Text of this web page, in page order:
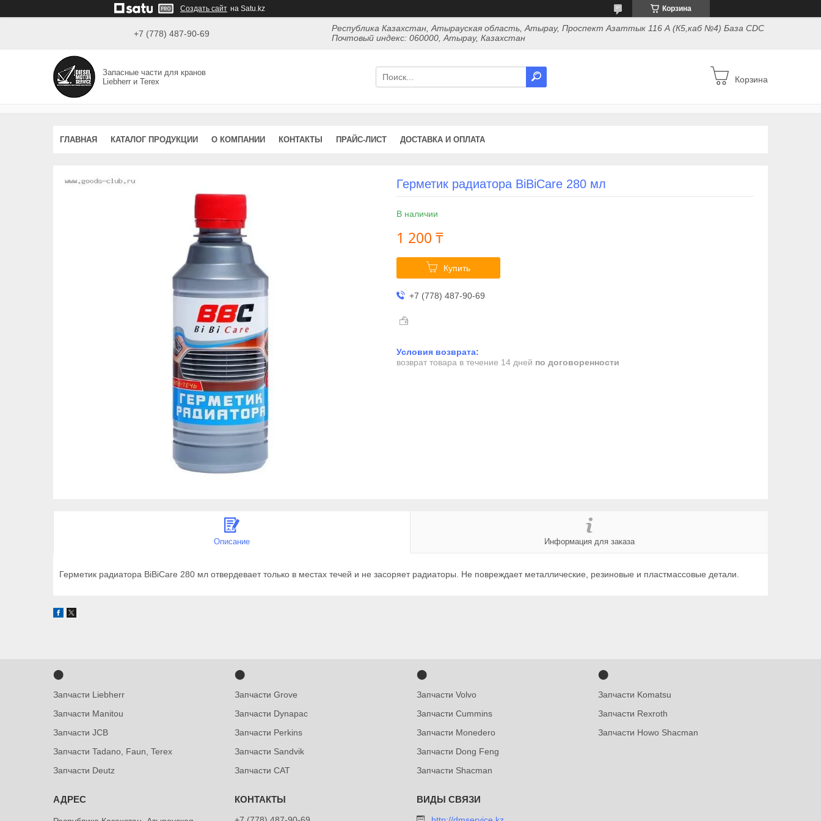
Создать сайт на Satu.kz Корзина
+7 (778) 487-90-69
Республика Казахстан, Атырауская область, Атырау, Проспект Азаттык 116 А (К5,каб №4) База CDC
Почтовый индекс: 060000, Атырау, Казахстан
Запасные части для кранов
Liebherr и Terex
Корзина
ГЛАВНАЯ КАТАЛОГ ПРОДУКЦИИ О КОМПАНИИ КОНТАКТЫ ПРАЙС-ЛИСТ ДОСТАВКА И ОПЛАТА
Герметик радиатора BiBiCare 280 мл
В наличии
1 200 ₸
Купить
+7 (778) 487-90-69
возврат товара в течение 14 дней по договоренности
Описание Информация для заказа
Герметик радиатора BiBiCare 280 мл отвердевает только в местах течей и не засоряет радиаторы. Не повреждает металлические, резиновые и пластмассовые детали.
⬤
Запчасти Liebherr
Запчасти Manitou
Запчасти JCB
Запчасти Tadano, Faun, Terex
Запчасти Deutz
⬤
Запчасти Grove
Запчасти Dynapac
Запчасти Perkins
Запчасти Sandvik
Запчасти CAT
⬤
Запчасти Volvo
Запчасти Cummins
Запчасти Monedero
Запчасти Dong Feng
Запчасти Shacman
⬤
Запчасти Komatsu
Запчасти Rexroth
Запчасти Howo Shacman